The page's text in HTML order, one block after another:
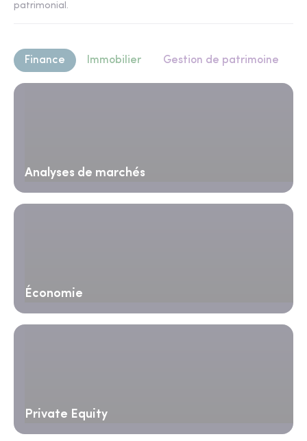
patrimonial.
Finance Immobilier Gestion de patrimoine
Analyses de marchés
Économie
Private Equity